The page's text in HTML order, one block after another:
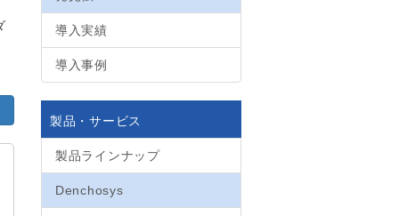
導入実績
導入事例
製品・サービス
製品ラインナップ
Denchosys